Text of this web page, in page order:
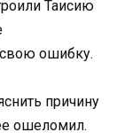
Таисию
свою ошибку.
причину
ошеломил.